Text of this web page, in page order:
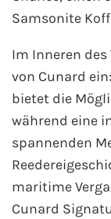
Samsonite
Im Inneren
von Cunard
bietet die
während eine
spannenden
maritime
Cunard